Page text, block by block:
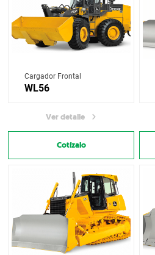
Cargador Frontal
WL56
Ver detalle
Cotízalo